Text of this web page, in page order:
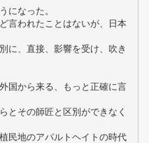
になった。
言われたことはないが、日本
に、直接、影響を受け、吹き
国から来る、もっと正確に言
とその師匠と区別ができなく
民地のアパルトヘイトの時代